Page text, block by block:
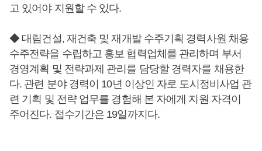
고 있어야 지원할 수 있다.
◆ 대림건설, 재건축 및 재개발 수주기획 경력사원 채용
수주전략을 수립하고 홍보 협력업체를 관리하며 부서
경영계획 및 전략과제 관리를 담당할 경력자를 채용한
다. 관련 분야 경력이 10년 이상인 자로 도시정비사업 관
련 기획 및 전략 업무를 경험해 본 자에게 지원 자격이
주어진다. 접수기간은 19일까지다.